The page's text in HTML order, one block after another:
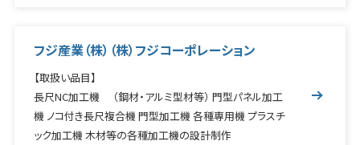
フジ産業（株）（株）フジコーポレーション
【取扱い品目】
長尺NC加工機 （鋼材・アルミ型材等） 門型パネル加工
機 ノコ付き長尺複合機 門型加工機 各種専用機 プラスチ
ック加工機 木材等の各種加工機の設計制作